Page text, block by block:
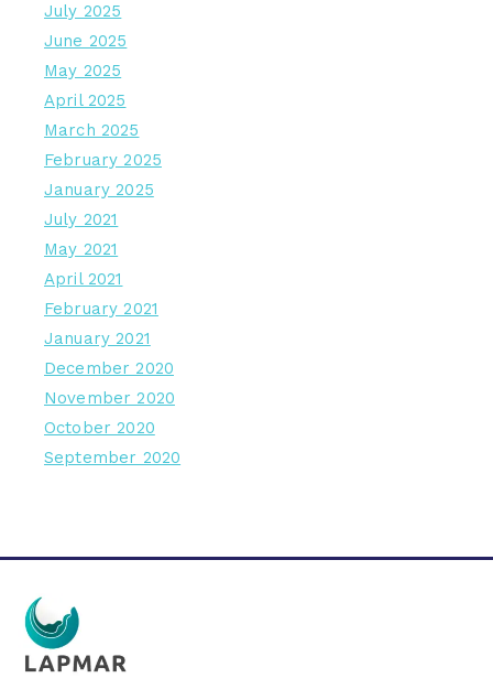
July 2025
June 2025
May 2025
April 2025
March 2025
February 2025
January 2025
July 2021
May 2021
April 2021
February 2021
January 2021
December 2020
November 2020
October 2020
September 2020